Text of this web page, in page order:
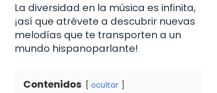
La diversidad en la música es infinita,
¡así que atrévete a descubrir nuevas
melodías que te transporten a un
mundo hispanoparlante!
Contenidos ocultar